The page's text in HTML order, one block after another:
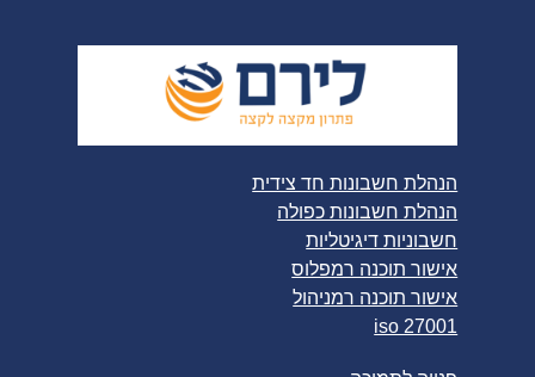
הנהלת חשבונות חד צידית
הנהלת חשבונות כפולה
חשבוניות דיגיטליות
אישור תוכנה רמפלוס
אישור תוכנה רמניהול
iso 27001